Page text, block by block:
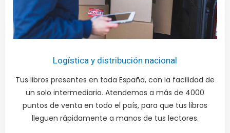
Logística y distribución nacional
Tus libros presentes en toda España, con la facilidad de
un solo intermediario. Atendemos a más de 4000
puntos de venta en todo el país, para que tus libros
lleguen rápidamente a manos de tus lectores.